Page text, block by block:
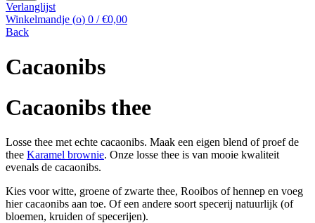
Verlanglijst
Winkelmandje (o) 0 / €0,00
Back
Cacaonibs
Cacaonibs thee
Losse thee met echte cacaonibs. Maak een eigen blend of proef de
thee Karamel brownie. Onze losse thee is van mooie kwaliteit
evenals de cacaonibs.
Kies voor witte, groene of zwarte thee, Rooibos of hennep en voeg
hier cacaonibs aan toe. Of een andere soort specerij natuurlijk (of
bloemen, kruiden of specerijen).